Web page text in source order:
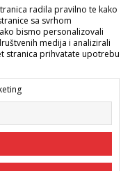
proizvoda, prikazu slika i
radila pravilno te kako
sa svrhom
bismo personalizovali
medija i analizirali
stranica prihvatate upotrebu